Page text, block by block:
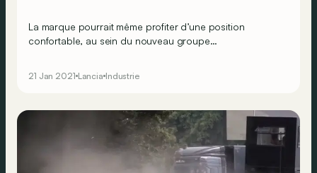
La marque pourrait même profiter d’une position
confortable, au sein du nouveau groupe
21 Jan 2021 Lancia Industrie